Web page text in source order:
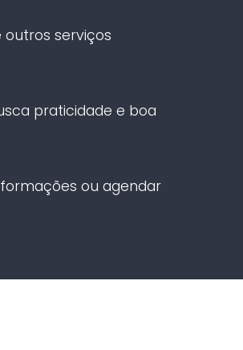
outros serviços
praticidade e boa
ou agendar